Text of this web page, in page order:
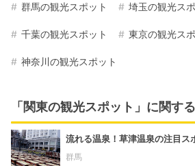
群馬の観光スポット 埼玉の観光ス
千葉の観光スポット 東京の観光ス
神奈川の観光スポット
「関東の観光スポット」に関す
流れる温泉！草津温泉の注目ス
群馬